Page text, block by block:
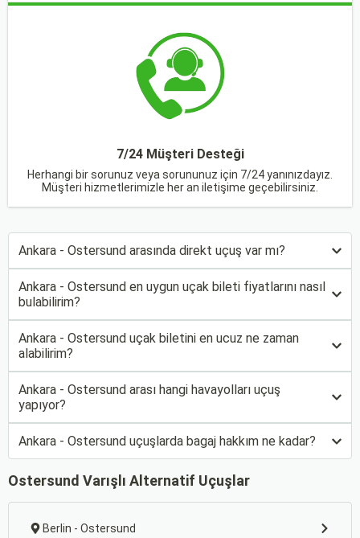
7/24 Müşteri Desteği
Herhangi bir sorunuz veya sorununuz için 7/24 yanınızdayız.
Müşteri hizmetlerimizle her an iletişime geçebilirsiniz.
Ankara - Ostersund arasında direkt uçuş var mı?
Ankara - Ostersund en uygun uçak bileti fiyatlarını nasıl
bulabilirim?
Ankara - Ostersund uçak biletini en ucuz ne zaman
alabilirim?
Ankara - Ostersund arası hangi havayolları uçuş
yapıyor?
Ankara - Ostersund uçuşlarda bagaj hakkım ne kadar?
Ostersund Varışlı Alternatif Uçuşlar
Berlin - Ostersund